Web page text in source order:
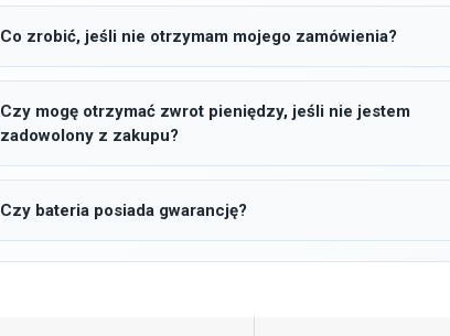
Co zrobić, jeśli nie otrzymam mojego zamówienia?
Czy mogę otrzymać zwrot pieniędzy, jeśli nie jestem
zadowolony z zakupu?
Czy bateria posiada gwarancję?